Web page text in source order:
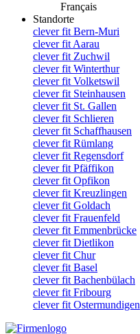
Français
Standorte
clever fit Bern-Muri
clever fit Aarau
clever fit Zuchwil
clever fit Winterthur
clever fit Volketswil
clever fit Steinhausen
clever fit St. Gallen
clever fit Schlieren
clever fit Schaffhausen
clever fit Rümlang
clever fit Regensdorf
clever fit Pfäffikon
clever fit Opfikon
clever fit Kreuzlingen
clever fit Goldach
clever fit Frauenfeld
clever fit Emmenbrücke
clever fit Dietlikon
clever fit Chur
clever fit Basel
clever fit Bachenbülach
clever fit Fribourg
clever fit Ostermundigen